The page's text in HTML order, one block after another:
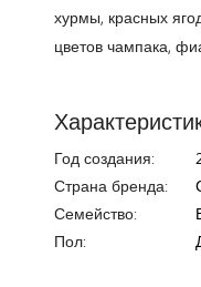
хурмы, красных
цветов чампака,
Год создания:
Страна бренда:
Семейство:
Пол: